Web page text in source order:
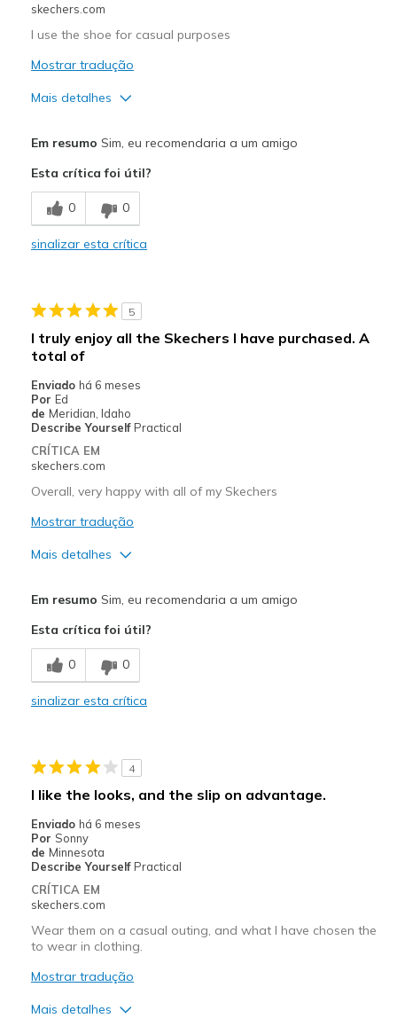
skechers.com
I use the shoe for casual purposes
Mostrar tradução
Mais detalhes
Breathe Well
Comfortable
I don't have any Cons
Melhores utilizações
Casual Wear
Going Out
Special Occasions
Travel
Width
View On Shoes
Shoes are for Wearing
Em resumo Sim, eu recomendaria a um amigo
Esta crítica foi útil?
0 0
sinalizar esta crítica
5
I truly enjoy all the Skechers I have purchased. A
total of
Enviado há 6 meses
Por Ed
de Meridian, Idaho
Describe Yourself Practical
CRÍTICA EM
skechers.com
Overall, very happy with all of my Skechers
Mostrar tradução
Mais detalhes
Comfortable
Contras
Wear Out Quickly
Casual Wear
Sizing
View On Shoes
Shoes are for Wearing
Em resumo Sim, eu recomendaria a um amigo
Esta crítica foi útil?
0 0
sinalizar esta crítica
4
I like the looks, and the slip on advantage.
Enviado há 6 meses
Por Sonny
de Minnesota
Describe Yourself Practical
CRÍTICA EM
skechers.com
Wear them on a casual outing, and what I have chosen the
to wear in clothing.
Mostrar tradução
Mais detalhes